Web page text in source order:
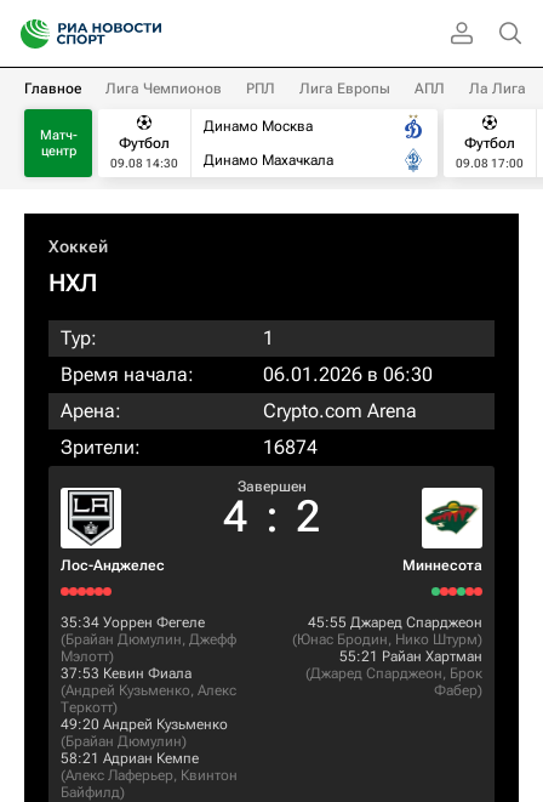
Главное Лига Чемпионов РПЛ Лига Европы АПЛ Ла Лига
Матч-
центр
Футбол
09.08 14:30
Динамо Москва
Динамо Махачкала
Футбол
09.08 17:00
Хоккей
НХЛ
Тур:
1
Время начала:
06.01.2026 в 06:30
Арена:
Crypto.com Arena
Зрители:
16874
Лос-Анджелес
Завершен
4 : 2
Миннесота
35:34 Уоррен Фегеле
(Брайан Дюмулин, Джефф
Мэлотт)
37:53 Кевин Фиала
(Андрей Кузьменко, Алекс
Теркотт)
49:20 Андрей Кузьменко
(Брайан Дюмулин)
58:21 Адриан Кемпе
(Алекс Лаферьер, Квинтон
Байфилд)
45:55 Джаред Спарджеон
(Юнас Бродин, Нико Штурм)
55:21 Райан Хартман
(Джаред Спарджеон, Брок
Фабер)